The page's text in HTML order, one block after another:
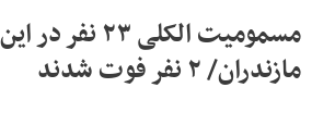
مسمومیت الکلی
مازندران/ ۲ نفر فوت شدند